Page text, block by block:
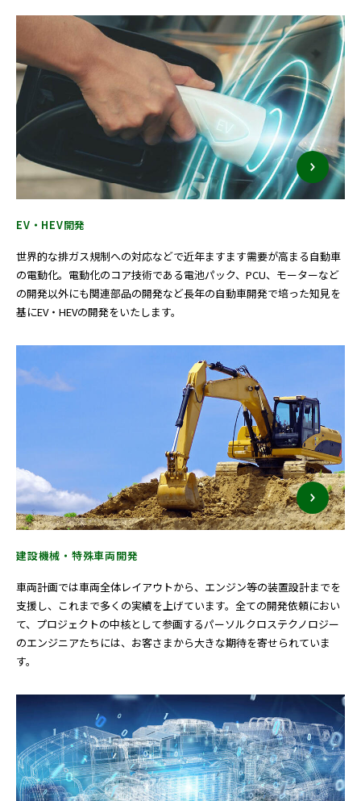
EV・HEV開発
世界的な排ガス規制への対応などで近年ますます需要が高まる自動車
の電動化。電動化のコア技術である電池パック、PCU、モーターなど
の開発以外にも関連部品の開発など長年の自動車開発で培った知見を
基にEV・HEVの開発をいたします。
建設機械・特殊車両開発
車両計画では車両全体レイアウトから、エンジン等の装置設計までを
支援し、これまで多くの実績を上げています。全ての開発依頼におい
て、プロジェクトの中核として参画するパーソルクロステクノロジー
のエンジニアたちには、お客さまから大きな期待を寄せられていま
す。